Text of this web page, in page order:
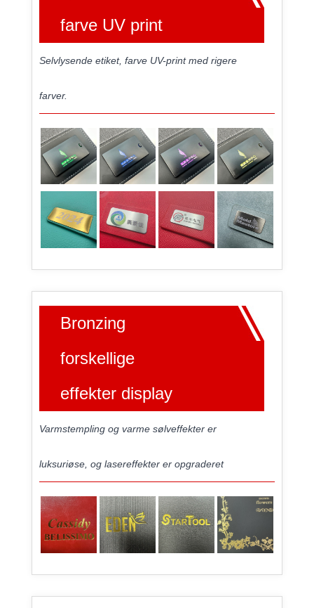
farve UV print
Selvlysende etiket, farve UV-print med rigere
farver.
Bronzing
forskellige
effekter display
Varmstempling og varme sølveffekter er
luksuriøse, og lasereffekter er opgraderet